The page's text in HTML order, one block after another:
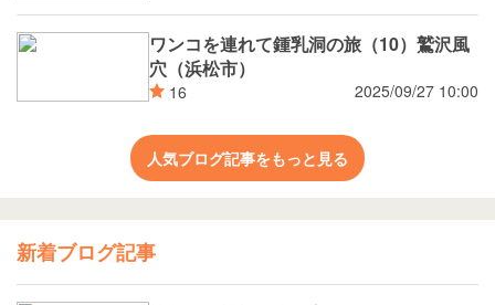
ワンコを連れて鍾乳洞の旅（10）鷲沢風
穴（浜松市）
16 2025/09/27 10:00
人気ブログ記事をもっと見る
新着ブログ記事